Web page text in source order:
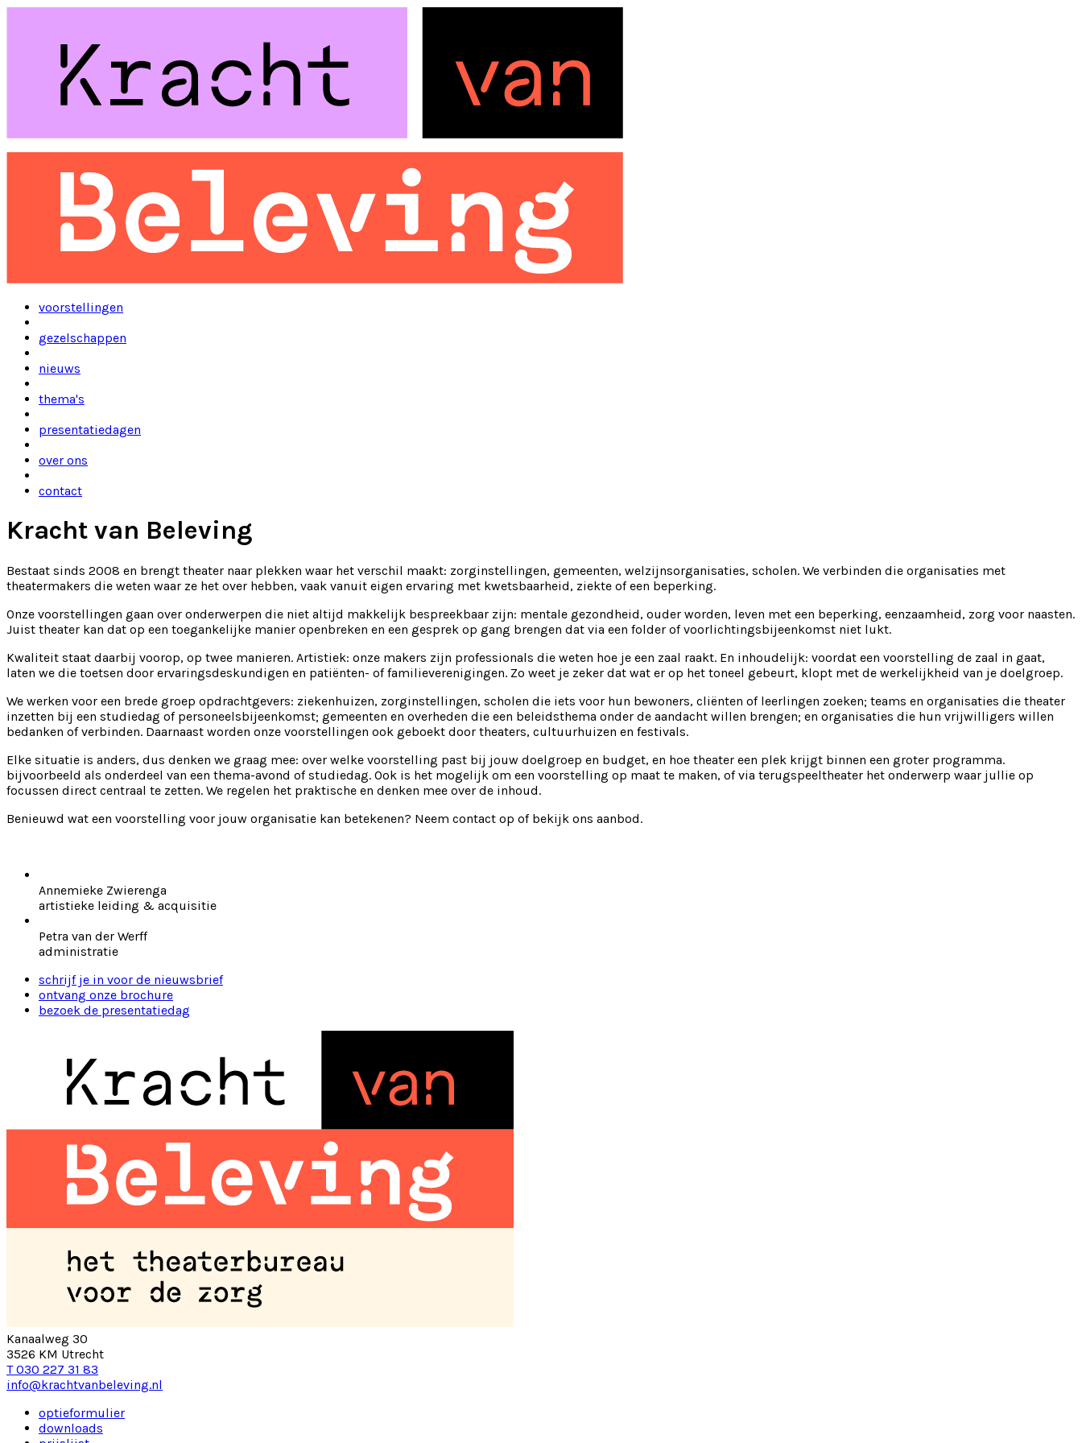
voorstellingen
gezelschappen
nieuws
thema's
presentatiedagen
over ons
contact
Kracht van Beleving
Bestaat sinds 2008 en brengt theater naar plekken waar het verschil maakt: zorginstellingen, gemeenten, welzijnsorganisaties, scholen. We verbinden die organisaties met
theatermakers die weten waar ze het over hebben, vaak vanuit eigen ervaring met kwetsbaarheid, ziekte of een beperking.
Onze voorstellingen gaan over onderwerpen die niet altijd makkelijk bespreekbaar zijn: mentale gezondheid, ouder worden, leven met een beperking, eenzaamheid, zorg voor naasten.
Juist theater kan dat op een toegankelijke manier openbreken en een gesprek op gang brengen dat via een folder of voorlichtingsbijeenkomst niet lukt.
Kwaliteit staat daarbij voorop, op twee manieren. Artistiek: onze makers zijn professionals die weten hoe je een zaal raakt. En inhoudelijk: voordat een voorstelling de zaal in gaat,
laten we die toetsen door ervaringsdeskundigen en patiënten- of familieverenigingen. Zo weet je zeker dat wat er op het toneel gebeurt, klopt met de werkelijkheid van je doelgroep.
We werken voor een brede groep opdrachtgevers: ziekenhuizen, zorginstellingen, scholen die iets voor hun bewoners, cliënten of leerlingen zoeken; teams en organisaties die theater
inzetten bij een studiedag of personeelsbijeenkomst; gemeenten en overheden die een beleidsthema onder de aandacht willen brengen; en organisaties die hun vrijwilligers willen
bedanken of verbinden. Daarnaast worden onze voorstellingen ook geboekt door theaters, cultuurhuizen en festivals.
Elke situatie is anders, dus denken we graag mee: over welke voorstelling past bij jouw doelgroep en budget, en hoe theater een plek krijgt binnen een groter programma.
bijvoorbeeld als onderdeel van een thema-avond of studiedag. Ook is het mogelijk om een voorstelling op maat te maken, of via terugspeeltheater het onderwerp waar jullie op
focussen direct centraal te zetten. We regelen het praktische en denken mee over de inhoud.
Benieuwd wat een voorstelling voor jouw organisatie kan betekenen? Neem contact op of bekijk ons aanbod.
Annemieke Zwierenga
artistieke leiding & acquisitie
Petra van der Werff
administratie
schrijf je in voor de nieuwsbrief
ontvang onze brochure
bezoek de presentatiedag
Kanaalweg 30
3526 KM Utrecht
T 030 227 31 83
info@krachtvanbeleving.nl
optieformulier
downloads